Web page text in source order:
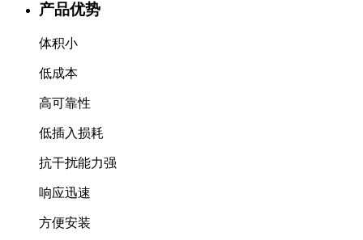
产品优势
体积小
低成本
高可靠性
低插入损耗
抗干扰能力强
响应迅速
方便安装